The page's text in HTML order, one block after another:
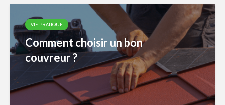
VIE PRATIQUE
Comment choisir un bon
couvreur ?